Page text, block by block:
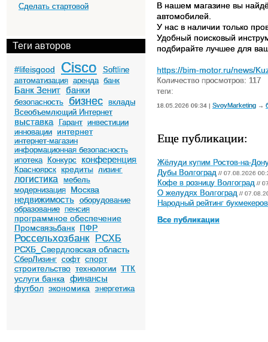
Сделать стартовой
Теги авторов
#lifeisgood Cisco
Softline
автоматизация аренда банк
Банк Зенит банки
безопасность бизнес
вклады
Всеобъемлющий Интернет
выставка Гарант инвестиции
инновации
интернет
интернет-магазин
информационная безопасность
ипотека
Конкурс конференция
Красноярск кредиты лизинг
логистика
мебель
модернизация
Москва
недвижимость оборудование
образование пенсия
программное обеспечение
Промсвязьбанк ПФР
Россельхозбанк РСХБ
РСХБ_Свердловская область
СберЛизинг софт спорт
строительство технологии ТТК
услуги банка финансы
футбол экономика энергетика
В нашем магазине вы
автомобилей.
У нас в наличии только
Удобный поисковый
подбирайте лучшее для
https://bim-motor.ru/news/
Количество просмотров: 117
теги:
18.05.2026 09:34 | SvoyMarketing →
Еще публикации:
Жёлуди купим Ростов-на-
Дубы Волгоград // 07.08.2026
Кофе в розницу Волгоград //
О желудях Волгоград //
Народный рейтинг
Все публикации